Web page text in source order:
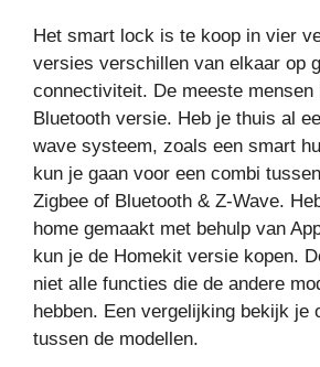
Het smart lock is te koop in vier
versies verschillen van elkaar op
connectiviteit. De meeste mensen
Bluetooth versie. Heb je thuis al
wave systeem, zoals een smart
kun je gaan voor een combi
Zigbee of Bluetooth & Z-Wave.
home gemaakt met behulp van
kun je de Homekit versie kopen.
niet alle functies die de andere
hebben. Een vergelijking bekijk je
tussen de modellen.